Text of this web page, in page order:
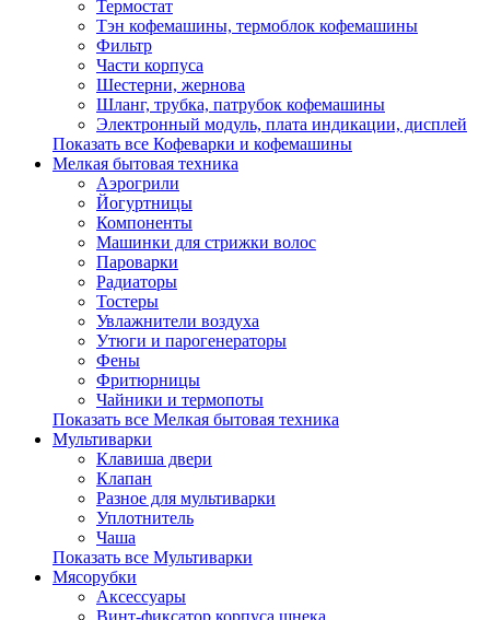
Термостат
Тэн кофемашины, термоблок кофемашины
Фильтр
Части корпуса
Шестерни, жернова
Шланг, трубка, патрубок кофемашины
Электронный модуль, плата индикации, дисплей
Показать все Кофеварки и кофемашины
Мелкая бытовая техника
Аэрогрили
Йогуртницы
Компоненты
Машинки для стрижки волос
Пароварки
Радиаторы
Тостеры
Увлажнители воздуха
Утюги и парогенераторы
Фены
Фритюрницы
Чайники и термопоты
Показать все Мелкая бытовая техника
Мультиварки
Клавиша двери
Клапан
Разное для мультиварки
Уплотнитель
Чаша
Показать все Мультиварки
Мясорубки
Аксессуары
Винт-фиксатор корпуса шнека